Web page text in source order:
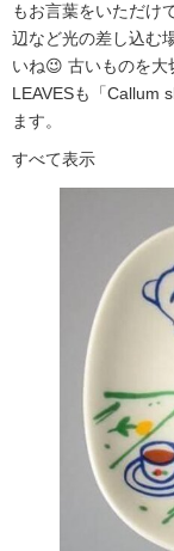
もお言葉をいただけ
辺など光の差し込む
いね😉 古いものを
LEAVESも「Callum
ます。
すべて表示